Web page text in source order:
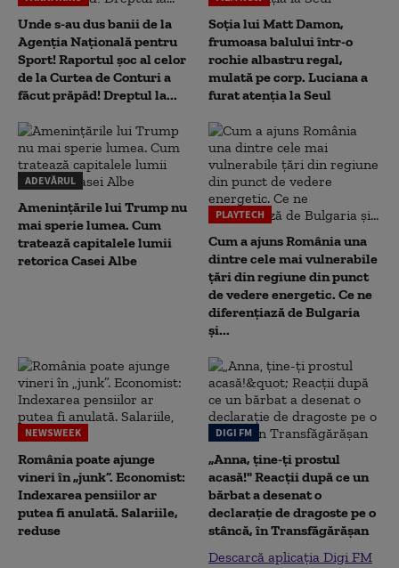
Unde s-au dus banii de la
Agenția Națională pentru
Sport! Raportul șoc al celor
de la Curtea de Conturi a
făcut prăpăd! Dreptul la...
Soția lui Matt Damon,
frumoasa balului într-o
rochie albastru regal,
mulată pe corp. Luciana a
furat atenția la Seul
ADEVĂRUL
Amenințările lui Trump nu
mai sperie lumea. Cum
tratează capitalele lumii
retorica Casei Albe
PLAYTECH
Cum a ajuns România una
dintre cele mai vulnerabile
țări din regiune din punct
de vedere energetic. Ce ne
diferențiază de Bulgaria
și...
NEWSWEEK
România poate ajunge
vineri în „junk”. Economist:
Indexarea pensiilor ar
putea fi anulată. Salariile,
reduse
DIGI FM
„Anna, ţine-ţi prostul
acasă!" Reacţii după ce un
bărbat a desenat o
declaraţie de dragoste pe o
stâncă, în Transfăgărăşan
Descarcă aplicația Digi FM